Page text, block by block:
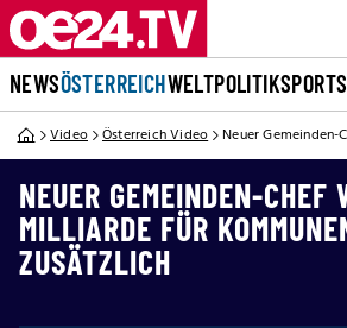
NEWSÖSTERREICHWELTPOLITIKSPORT
Video Österreich Video Neuer
NEUER GEMEINDEN-CHEF
MILLIARDE FÜR
ZUSÄTZLICH